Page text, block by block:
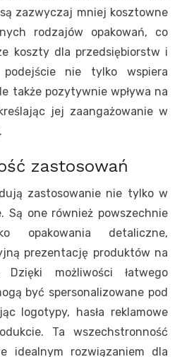
zazwyczaj mniej kosztowne
rodzajów opakowań, co
koszty dla przedsiębiorstw i
podejście nie tylko wspiera
także pozytywnie wpływa na
jej zaangażowanie w
zastosowań
zastosowanie nie tylko w
Są one również powszechnie
opakowania detaliczne,
prezentację produktów na
Dzięki możliwości łatwego
być spersonalizowane pod
logotypy, hasła reklamowe
Ta wszechstronność
idealnym rozwiązaniem dla